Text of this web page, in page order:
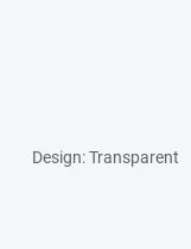
Design: Transparent